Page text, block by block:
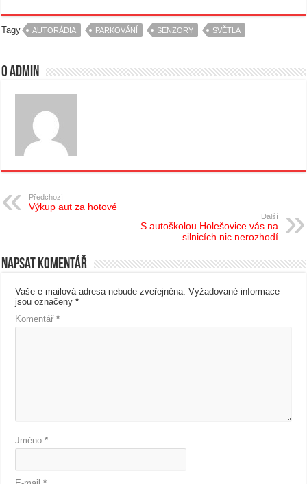
Tagy AUTORÁDIA PARKOVÁNÍ SENZORY SVĚTLA
O admin
Předchozí
Výkup aut za hotové
Další
S autoškolou Holešovice vás na
silnicích nic nerozhodí
Napsat komentář
Vaše e-mailová adresa nebude zveřejněna. Vyžadované informace
jsou označeny*
Komentář*
Jméno*